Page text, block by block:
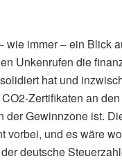
wie immer – ein Blick
Unkenrufen die
hat und
Zertifikaten an
der Gewinnzone ist.
vorbei, und es wäre
deutsche